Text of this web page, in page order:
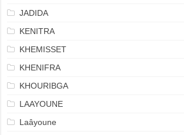
JADIDA
KENITRA
KHEMISSET
KHENIFRA
KHOURIBGA
LAAYOUNE
Laâyoune